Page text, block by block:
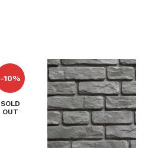
-10%
SOLD
OUT